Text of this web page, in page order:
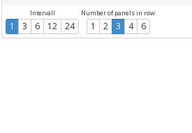
Intervall
1 3 6 12 24
Number of panels in row
1 2 3 4 6